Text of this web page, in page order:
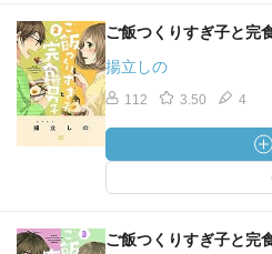
ご飯つくりすぎ子と完
揚立しの
112 3.50 4
ご飯つくりすぎ子と完